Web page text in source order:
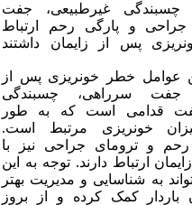
غیرطبیعی، جفت
و پارگی رحم ارتباط
پس از زایمان داشتند
عوامل خطر خونریزی پس از
جفت سرراهی، چسبندگی
قدامی است که به طور
خونریزی مرتبط است.
و ترومای جراحی نیز با
ارتباط دارند. توجه به این
به شناسایی و مدیریت بهتر
کمک کرده و از بروز